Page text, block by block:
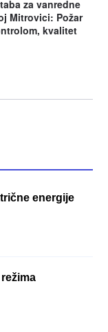
za vanredne
Mitrovici: Požar
kvalitet
energije